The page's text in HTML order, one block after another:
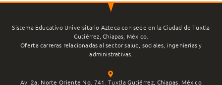
Sistema Educativo Universitario Azteca con sede en la Ciudad de Tuxtla
Gutiérrez, Chiapas, México.
Oferta carreras relacionadas al sector salud, sociales, ingenierías y
administrativas.
Av. 2a. Norte Oriente No. 741. Tuxtla Gutiérrez, Chiapas, México